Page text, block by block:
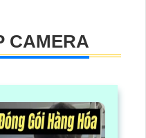
CAMERA